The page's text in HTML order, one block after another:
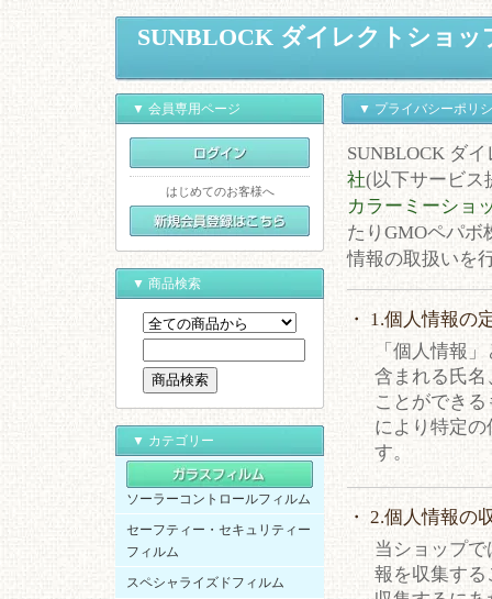
SUNBLOCK ダイレクトショッ
▼ 会員専用ページ
はじめてのお客様へ
▼ 商品検索
▼ カテゴリー
ソーラーコントロールフィルム
セーフティー・セキュリティー
フィルム
スペシャライズドフィルム
▼ プライバシーポリ
SUNBLOCK ダ
社(以下サービ
カラーミーショ
たりGMOペパボ
情報の取扱いを
・ 1.個人情報の
「個人情報
含まれる氏
ことができ
により特定
す。
・ 2.個人情報の
当ショップ
報を収集す